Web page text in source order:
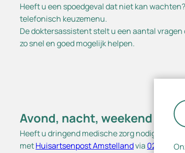
Heeft u een spoedgeval dat niet kan
telefonisch keuzemenu.
De doktersassistent stelt u een aantal
zo snel en goed mogelijk helpen.
Avond, nacht, weekend of
Heeft u dringend medische zorg nodig die
metHuisartsenpost Amstellandvia 020 – 456